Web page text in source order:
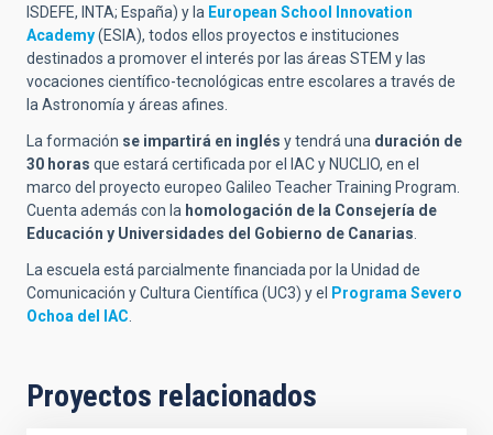
ISDEFE, INTA; España) y la European School Innovation
Academy(ESIA), todos ellos proyectos e instituciones
destinados a promover el interés por las áreas STEM y las
vocaciones científico-tecnológicas entre escolares a través de
la Astronomía y áreas afines.
La formación se impartirá en inglés y tendrá una duración de
30 horas que estará certificada por el IAC y NUCLIO, en el
marco del proyecto europeo Galileo Teacher Training Program.
Cuenta además con la homologación de la Consejería de
Educación y Universidades del Gobierno de Canarias.
La escuela está parcialmente financiada por la Unidad de
Comunicación y Cultura Científica (UC3) y el
Programa Severo
Ochoa del IAC.
Proyectos relacionados